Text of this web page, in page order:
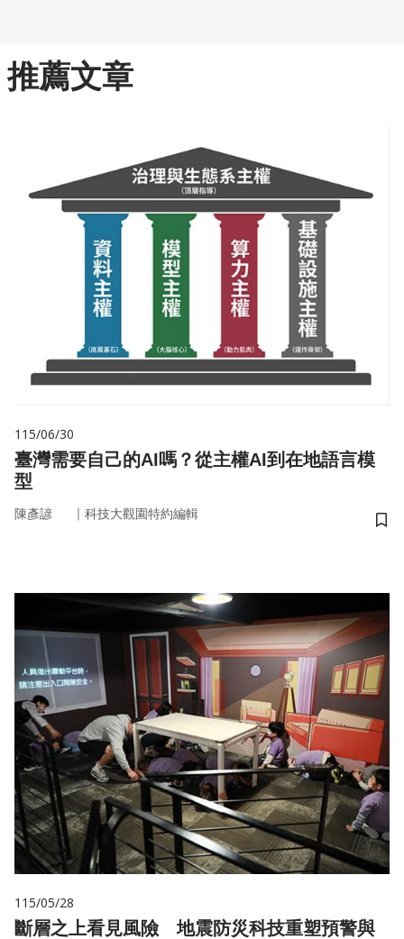
推薦文章
115/06/30
臺灣需要自己的AI嗎？從主權AI到在地語言模
型
陳彥諺 ｜ 科技大觀園特約編輯
儲
115/05/28
斷層之上看見風險 地震防災科技重塑預警與